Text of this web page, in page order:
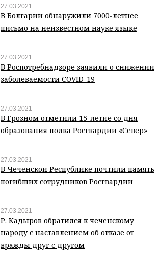
27.03.2021
В Болгарии обнаружили 7000-летнее
письмо на неизвестном науке языке
27.03.2021
В Роспотребнадзоре заявили о снижении
заболеваемости COVID-19
27.03.2021
В Грозном отметили 15-летие со дня
образования полка Росгвардии «Север»
27.03.2021
В Чеченской Республике почтили память
погибших сотрудников Росгвардии
27.03.2021
Р. Кадыров обратился к чеченскому
народу с наставлением об отказе от
вражды друг с другом